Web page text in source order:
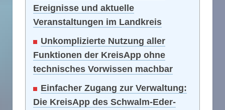
Ereignisse und aktuelle
Veranstaltungen im Landkreis
Unkomplizierte Nutzung aller
Funktionen der KreisApp ohne
technisches Vorwissen machbar
Einfacher Zugang zur Verwaltung:
Die KreisApp des Schwalm-Eder-